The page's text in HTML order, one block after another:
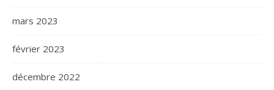
mars 2023
février 2023
décembre 2022